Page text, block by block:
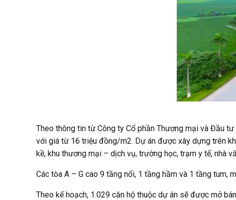
Theo thông tin từ Công ty Cổ phần Thương mại và Đầu
với giá từ 16 triệu đồng/m2. Dự án được xây dựng trên
kề, khu thương mại – dịch vụ, trường học, trạm y tế, nhà
Các tòa A – G cao 9 tầng nổi, 1 tầng hầm và 1 tầng tum,
Theo kế hoạch, 1.029 căn hộ thuộc dự án sẽ được mở